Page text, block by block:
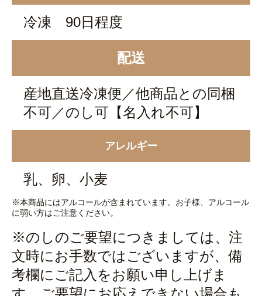
冷凍 90日程度
配送
産地直送冷凍便／他商品との同梱
不可／のし可【名入れ不可】
アレルギー
乳、卵、小麦
※本商品にはアルコールが含まれています。お子様、アルコール
に弱い方はご注意ください。
※のしのご要望につきましては、注
文時にお手数ではございますが、備
考欄にご記入をお願い申し上げま